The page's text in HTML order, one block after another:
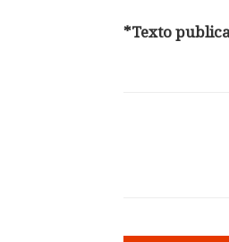
*Texto